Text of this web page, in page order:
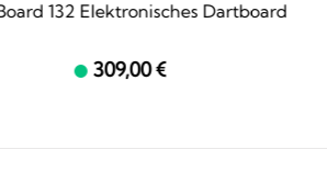
132 Elektronisches Dartboard
309,00 €